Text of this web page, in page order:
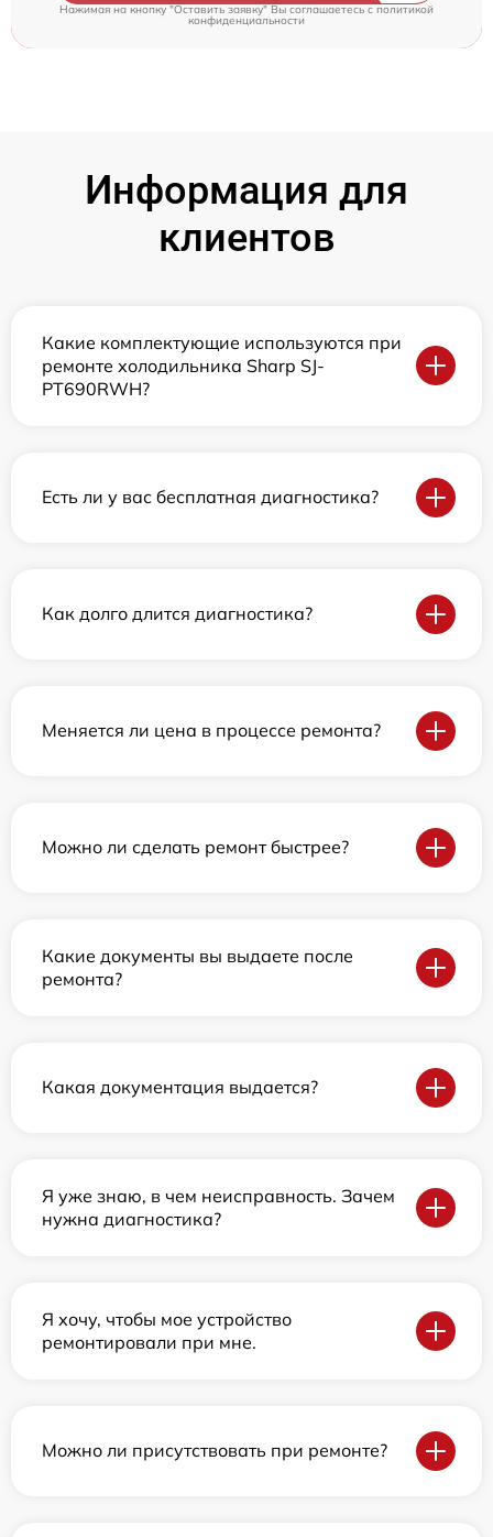
Нажимая на кнопку "Оставить заявку" Вы соглашаетесь cполитикой
конфиденциальности
Информация для
клиентов
Какие комплектующие используются при
ремонте холодильника Sharp SJ-
PT690RWH?
Есть ли у вас бесплатная диагностика?
Как долго длится диагностика?
Меняется ли цена в процессе ремонта?
Можно ли сделать ремонт быстрее?
Какие документы вы выдаете после
ремонта?
Какая документация выдается?
Я уже знаю, в чем неисправность. Зачем
нужна диагностика?
Я хочу, чтобы мое устройство
ремонтировали при мне.
Можно ли присутствовать при ремонте?